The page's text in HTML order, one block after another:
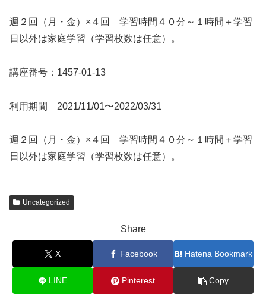
週２回（月・金）×４回 学習時間４０分～１時間＋学習
日以外は家庭学習（学習枚数は任意）。
講座番号：1457-01-13
利用期間 2021/11/01〜2022/03/31
週２回（月・金）×４回 学習時間４０分～１時間＋学習
日以外は家庭学習（学習枚数は任意）。
Uncategorized
Share
X Facebook Hatena Bookmark
LINE Pinterest Copy